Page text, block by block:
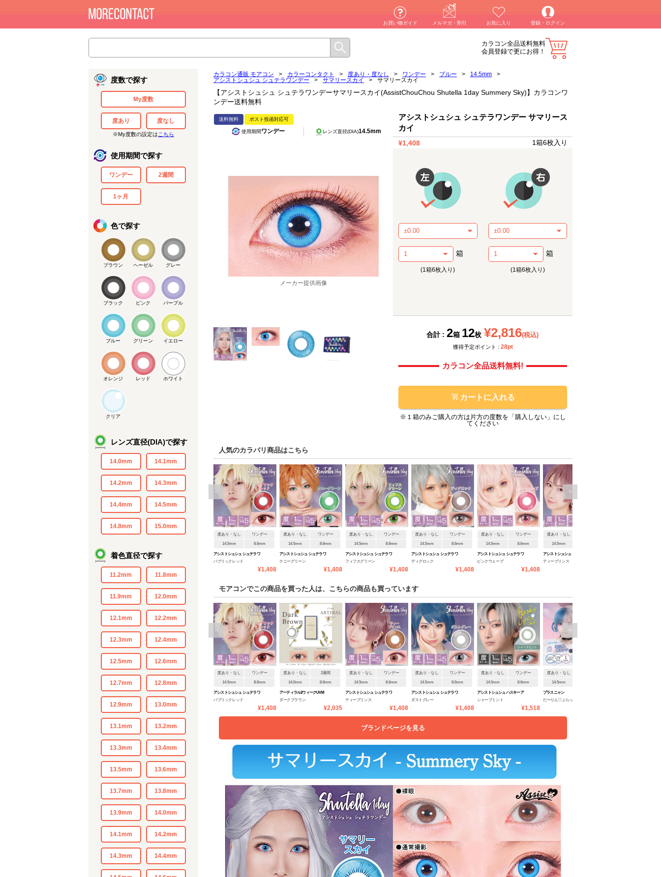
お買い物ガイド メルマガ・割引 お気に入り 登録・ログイン
カラコン全品送料無料
会員登録で更にお得！
度数で探す
My度数
度あり 度なし
※My度数の設定は こちら
使用期間で探す
ワンデー 2週間
1ヶ月
色で探す
ブラウン ヘーゼル グレー
ブラック ピンク パープル
ブルー グリーン イエロー
オレンジ レッド ホワイト
クリア
レンズ直径(DIA)で探す
14.0mm 14.1mm
14.2mm 14.3mm
14.4mm 14.5mm
14.8mm 15.0mm
着色直径で探す
11.2mm 11.8mm
11.9mm 12.0mm
12.1mm 12.2mm
12.3mm 12.4mm
12.5mm 12.6mm
12.7mm 12.8mm
12.9mm 13.0mm
13.1mm 13.2mm
13.3mm 13.4mm
13.5mm 13.6mm
13.7mm 13.8mm
13.9mm 14.0mm
14.1mm 14.2mm
14.3mm 14.4mm
カラコン通販 モアコン > カラーコンタクト > 度あり・度なし > ワンデー > ブルー > 14.5mm
>
アシストシュシュ シュテラワンデー
> サマリースカイ > サマリースカイ
【アシストシュシュ シュテラワンデーサマリースカイ(AssistChouChou Shutella 1day Summery Sky)】カラコンワ
ンデー送料無料
送料無料 ポスト投函対応可
使用期間ワンデー レンズ直径(DIA)14.5mm
メーカー提供画像
メーカー提供画像
アシストシュシュ シュテラワンデー サマリース
カイ
¥1,408 1箱6枚入り
箱
(1箱6枚入り)
箱
(1箱6枚入り)
合計 : 2箱 12枚 ¥2,816(税込)
獲得予定ポイント : 28pt
カラコン全品送料無料!
カートに入れる
※１箱のみご購入の方は片方の度数を「購入しない」にし
てください
人気のカラバリ商品はこちら
度あり・なし ワンデー
14.5mm 8.6mm
アシストシュシュ シュテラワ
パブリックレッド
¥1,408
度あり・なし ワンデー
14.5mm 8.6mm
アシストシュシュ シュテラワ
ケニーグリーン
¥1,408
度あり・なし ワンデー
14.5mm 8.6mm
アシストシュシュ シュテラワ
フィフスグリーン
¥1,408
度あり・なし ワンデー
14.5mm 8.6mm
アシストシュシュ シュテラワ
ディグロック
¥1,408
度あり・なし ワンデー
14.5mm 8.6mm
アシストシュシュ シュテラワ
ピンクウェーブ
¥1,408
度あり・なし
14.5mm
アシストシュシュ シュテラワ
ティープリンス
< >
モアコンでこの商品を買った人は、こちらの商品も買っています
度あり・なし ワンデー
14.5mm 8.6mm
アシストシュシュ シュテラワ
パブリックレッド
¥1,408
度あり・なし 2週間
14.0mm 8.6mm
アーティラル2ウィークUVM
ダークブラウン
¥2,035
度あり・なし ワンデー
14.5mm 8.6mm
アシストシュシュ シュテラワ
ティープリンス
¥1,408
度あり・なし ワンデー
14.5mm 8.6mm
アシストシュシュ シュテラワ
ダストグレー
¥1,408
度あり・なし ワンデー
14.5mm 8.6mm
アシストシュシュ ハスキーア
シャープミント
¥1,518
度あり・なし
14.5mm
プラスニャン
だーりん♡ぶらっく
< >
ブランドページを見る